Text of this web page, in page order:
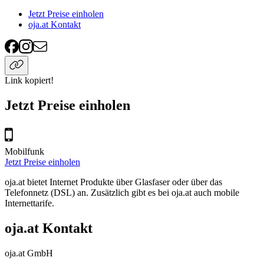
Jetzt Preise einholen
oja.at Kontakt
Link kopiert!
Jetzt Preise einholen
Mobilfunk
Jetzt Preise einholen
oja.at bietet Internet Produkte über Glasfaser oder über das
Telefonnetz (DSL) an. Zusätzlich gibt es bei oja.at auch mobile
Internettarife.
oja.at Kontakt
oja.at GmbH